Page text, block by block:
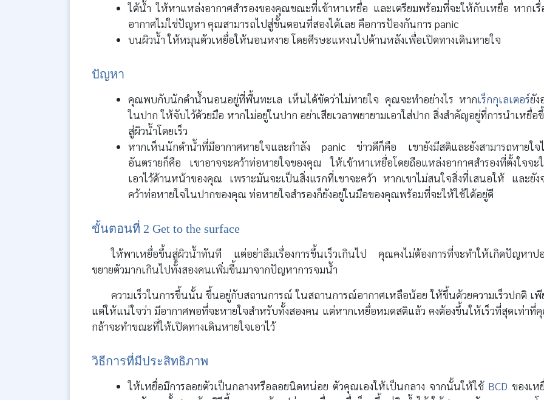
ใต้น้ำ ให้หาแหล่งอากาศสำรองของคุณขณะที่เข้าหาเหยื่อ และเตรียมพร้อมที่จะให้กับเหยื่อ หากเรื่
อากาศไม่ใช่ปัญหา คุณสามารถไปสู่ขั้นตอนที่สองได้เลย คือการป้องกันการ panic
บนผิวน้ำ ให้หมุนตัวเหยื่อให้นอนหงาย โดยศีรษะแหงนไปด้านหลังเพื่อเปิดทางเดินหายใจ
ปัญหา
คุณพบกับนักดำน้ำนอนอยู่ที่พื้นทะเล เห็นได้ชัดว่าไม่หายใจ คุณจะทำอย่างไร หากเร็กกุเลเตอร์ยัง
ในปาก ให้จับไว้ด้วยมือ หากไม่อยู่ในปาก อย่าเสียเวลาพยายามเอาใส่ปาก สิ่งสำคัญอยู่ที่การนำเหยื่อ
สู่ผิวน้ำโดยเร็ว
หากเห็นนักดำน้ำที่มีอากาศหายใจและกำลัง panic ข่าวดีก็คือ เขายังมีสติและยังสามารถหายใจ
อันตรายก็คือ เขาอาจจะคว้าท่อหายใจของคุณ ให้เข้าหาเหยื่อโดยถือแหล่งอากาศสำรองที่ตั้งใจจะ
เอาไว้ด้านหน้าของคุณ เพราะมันจะเป็นสิ่งแรกที่เขาจะคว้า หากเขาไม่สนใจสิ่งที่เสนอให้ และยัง
คว้าท่อหายใจในปากของคุณ ท่อหายใจสำรองก็ยังอยู่ในมือของคุณพร้อมที่จะให้ใช้ได้อยู่ดี
ขั้นตอนที่ 2 Get to the surface
ให้พาเหยื่อขึ้นสู่ผิวน้ำทันที แต่อย่าลืมเรื่องการขึ้นเร็วเกินไป คุณคงไม่ต้องการที่จะทำให้เกิดปัญหาป
ขยายตัวมากเกินไปทั้งสองคนเพิ่มขึ้นมาจากปัญหาการจมน้ำ
ความเร็วในการขึ้นนั้น ขึ้นอยู่กับสถานการณ์ ในสถานการณ์อากาศเหลือน้อย ให้ขึ้นด้วยความเร็วปกติ เพี
แต่ให้แน่ใจว่า มีอากาศพอที่จะหายใจสำหรับทั้งสองคน แต่หากเหยื่อหมดสติแล้ว คงต้องขึ้นให้เร็วที่สุดเท่าที่
กล้าจะทำขณะที่ให้เปิดทางเดินหายใจเอาไว้
วิธีการที่มีประสิทธิภาพ
ให้เหยื่อมีการลอยตัวเป็นกลางหรือลอยนิดหน่อย ตัวคุณเองให้เป็นกลาง จากนั้นให้ใช้ BCD ของเห